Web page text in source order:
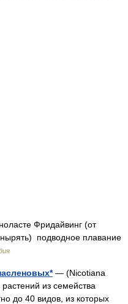
Фридайвинг (от
подводное плавание
— (Nicotiana
из семейства
до 40 видов, из которых